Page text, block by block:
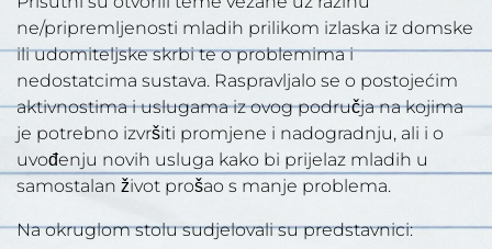
ne/pripremljenosti mladih prilikom izlaska iz domske
ili udomiteljske skrbi te o problemima i
nedostatcima sustava. Raspravljalo se o postojećim
aktivnostima i uslugama iz ovog područja na kojima
je potrebno izvršiti promjene i nadogradnju, ali i o
uvođenju novih usluga kako bi prijelaz mladih u
samostalan život prošao s manje problema.
Na okruglom stolu sudjelovali su predstavnici: